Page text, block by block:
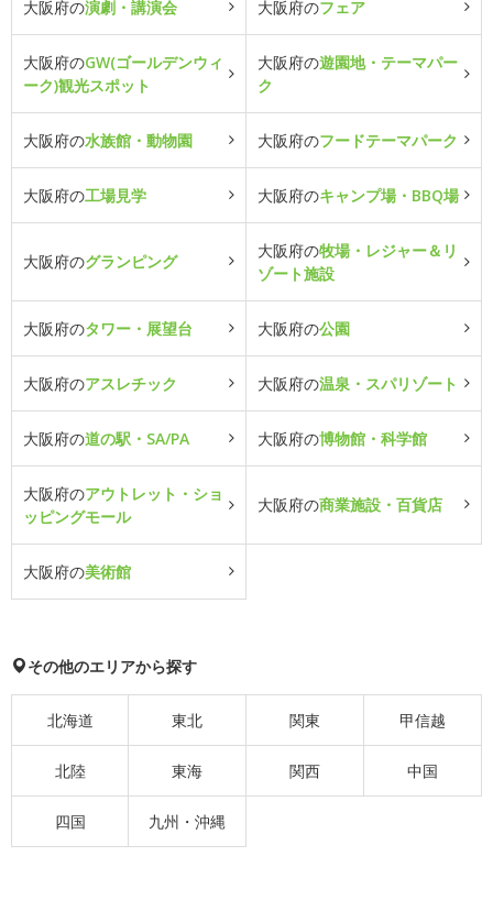
大阪府の演劇・講演会 大阪府のフェア
大阪府のGW(ゴールデンウィ
ーク)観光スポット
大阪府の遊園地・テーマパー
ク
大阪府の水族館・動物園 大阪府のフードテーマパーク
大阪府の工場見学 大阪府のキャンプ場・BBQ場
大阪府のグランピング
大阪府の牧場・レジャー＆リ
ゾート施設
大阪府のタワー・展望台 大阪府の公園
大阪府のアスレチック 大阪府の温泉・スパリゾート
大阪府の道の駅・SA/PA 大阪府の博物館・科学館
大阪府のアウトレット・ショ
ッピングモール
大阪府の商業施設・百貨店
大阪府の美術館
その他のエリアから探す
北海道 東北 関東 甲信越
北陸 東海 関西 中国
四国 九州・沖縄